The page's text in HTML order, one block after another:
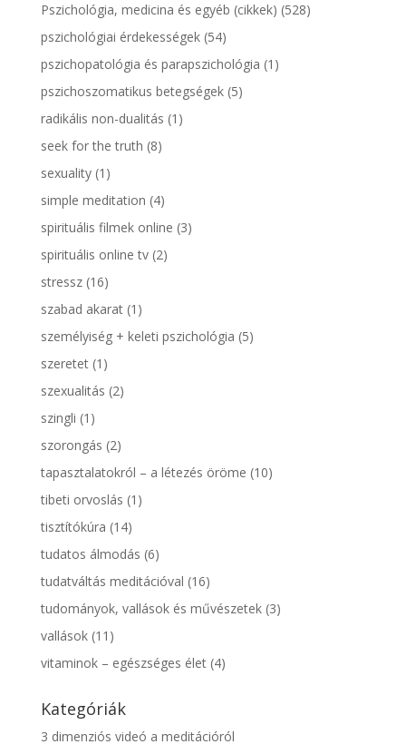
Pszichológia, medicina és egyéb (cikkek) (528)
pszichológiai érdekességek(54)
pszichopatológia és parapszichológia (1)
pszichoszomatikus betegségek(5)
radikális non-dualitás (1)
seek for the truth (8)
sexuality(1)
simple meditation (4)
spirituális filmek online (3)
spirituális online tv(2)
stressz(16)
szabad akarat(1)
személyiség + keleti pszichológia (5)
szeretet(1)
szexualitás (2)
szingli (1)
szorongás (2)
tapasztalatokról – a létezés öröme (10)
tibeti orvoslás (1)
tisztítókúra (14)
tudatos álmodás (6)
tudatváltás meditációval (16)
tudományok, vallások és művészetek(3)
vallások(11)
vitaminok – egészséges élet(4)
Kategóriák
3 dimenziós videó a meditációról